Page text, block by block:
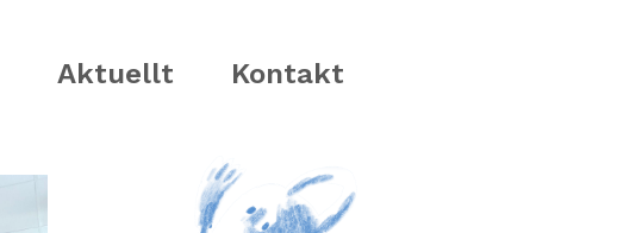
Aktuellt Kontakt